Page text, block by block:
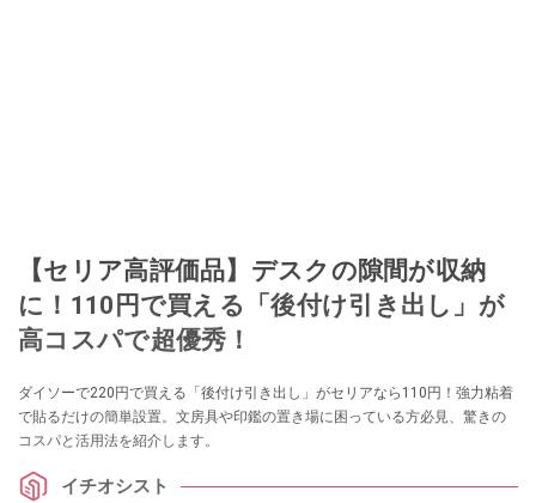
【セリア高評価品】デスクの隙間が収納
に！110円で買える「後付け引き出し」が
高コスパで超優秀！
ダイソーで220円で買える「後付け引き出し」がセリアなら110円！強力粘着
で貼るだけの簡単設置。文房具や印鑑の置き場に困っている方必見、驚きの
コスパと活用法を紹介します。
イチオシスト